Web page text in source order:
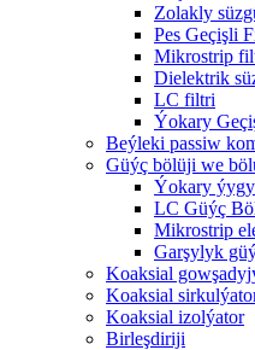
Zolakly
Pes Geçişli
Mikrostrip
Dielektrik
LC filtri
Ýokary
Beýleki passiw
Güýç bölüji we
Ýokary
LC Güýç
Mikrostrip
Garşylyk
Koaksial
Koaksial
Koaksial izolýator
Birleşdiriji